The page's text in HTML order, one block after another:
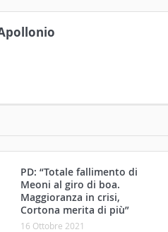
PD: “Totale fallimento di
Meoni al giro di boa.
Maggioranza in crisi,
Cortona merita di più”
16 Ottobre 2021